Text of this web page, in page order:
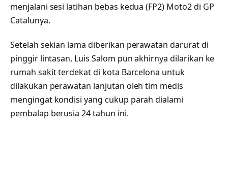
menjalani sesi latihan bebas kedua (FP2) Moto2 di GP
Catalunya.
Setelah sekian lama diberikan perawatan darurat di
pinggir lintasan, Luis Salom pun akhirnya dilarikan ke
rumah sakit terdekat di kota Barcelona untuk
dilakukan perawatan lanjutan oleh tim medis
mengingat kondisi yang cukup parah dialami
pembalap berusia 24 tahun ini.